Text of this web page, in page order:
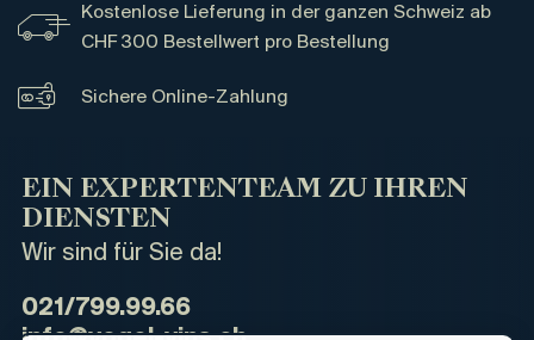
Kostenlose Lieferung in der ganzen Schweiz ab
CHF 300 Bestellwert pro Bestellung
Sichere Online-Zahlung
EIN EXPERTENTEAM ZU IHREN
DIENSTEN
Wir sind für Sie da!
021/799.99.66